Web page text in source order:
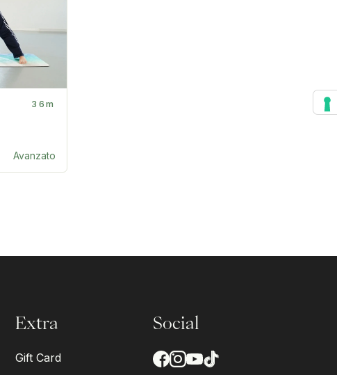
36m
Avanzato
Extra
Gift Card
Social